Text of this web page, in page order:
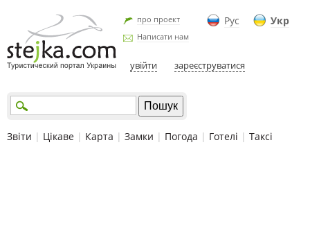
Рус Укр
про проект
Написати нам
увійти зареєструватися
Звіти | Цікаве | Карта | Замки | Погода | Готелі | Таксі